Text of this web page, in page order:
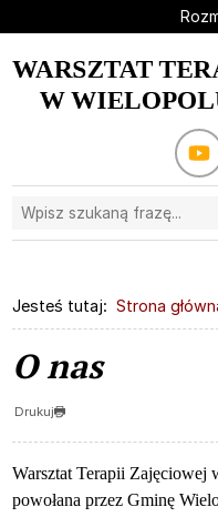
Przejdź do głównej
Jesteś tutaj: Strona
O nas
Drukuj
Warsztat Terapii Zajęciowej
powołana przez Gminę